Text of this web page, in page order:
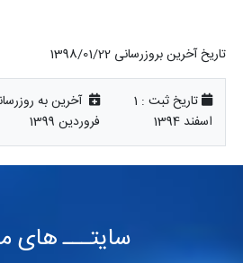
تاریخ آخرین بروزرسانی 1398/01/22
تاریخ ثبت : 1
اسفند 1394
آخرین به
فروردین 1399
سایتـــ های